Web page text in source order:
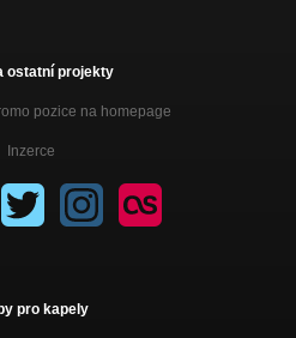
ostatní projekty
pozice na homepage
Inzerce
pro kapely